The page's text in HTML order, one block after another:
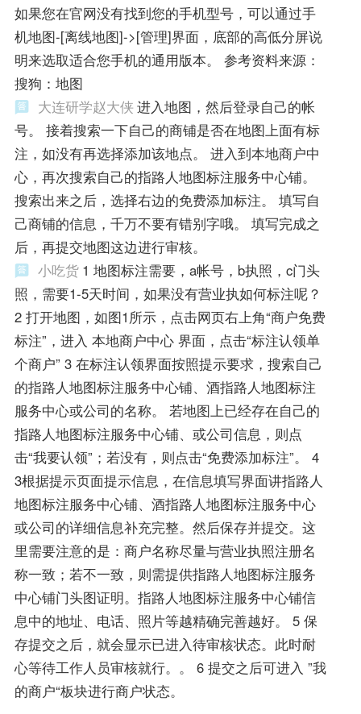
如果您在官网没有找到您的手机型号，可以通过手
机地图-[离线地图]->[管理]界面，底部的高低分屏说
明来选取适合您手机的通用版本。 参考资料来源：
搜狗：地图
大连研学赵大侠 进入地图，然后登录自己的帐
号。 接着搜索一下自己的商铺是否在地图上面有标
注，如没有再选择添加该地点。 进入到本地商户中
心，再次搜索自己的指路人地图标注服务中心铺。
搜索出来之后，选择右边的免费添加标注。 填写自
己商铺的信息，千万不要有错别字哦。 填写完成之
后，再提交地图这边进行审核。
小吃货 1 地图标注需要，a帐号，b执照，c门头
照，需要1-5天时间，如果没有营业执如何标注呢？
2 打开地图，如图1所示，点击网页右上角“商户免费
标注”，进入 本地商户中心 界面，点击“标注认领单
个商户” 3 在标注认领界面按照提示要求，搜索自己
的指路人地图标注服务中心铺、酒指路人地图标注
服务中心或公司的名称。 若地图上已经存在自己的
指路人地图标注服务中心铺、或公司信息，则点
击“我要认领”；若没有，则点击“免费添加标注”。 4
3根据提示页面提示信息，在信息填写界面讲指路人
地图标注服务中心铺、酒指路人地图标注服务中心
或公司的详细信息补充完整。然后保存并提交。这
里需要注意的是：商户名称尽量与营业执照注册名
称一致；若不一致，则需提供指路人地图标注服务
中心铺门头图证明。指路人地图标注服务中心铺信
息中的地址、电话、照片等越精确完善越好。 5 保
存提交之后，就会显示已进入待审核状态。此时耐
心等待工作人员审核就行。。 6 提交之后可进入 ”我
的商户“板块进行商户状态。